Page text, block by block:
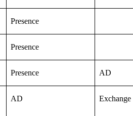
Presence
Presence
Presence AD
AD Exchange